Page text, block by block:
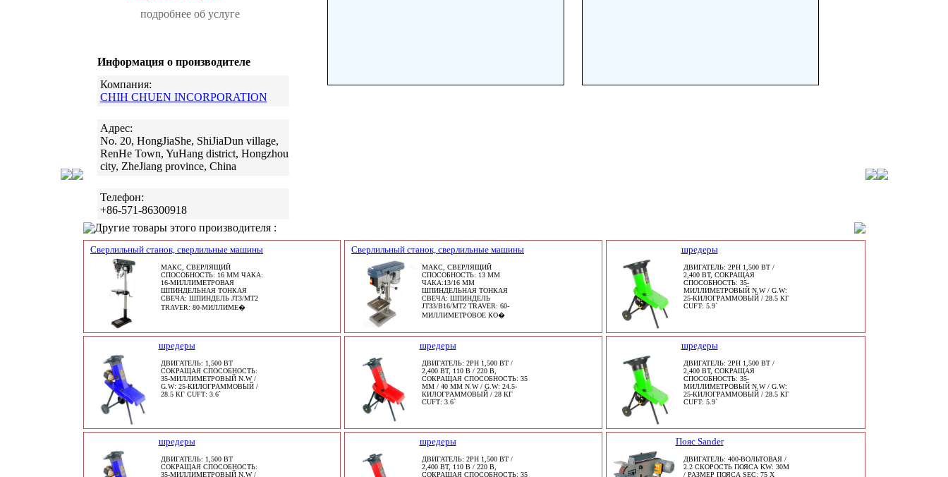
подробнее об услуге
Информация о производителе
Компания:
CHIH CHUEN INCORPORATION
Адрес:
No. 20, HongJiaShe, ShiJiaDun village,
RenHe Town, YuHang district, Hongzhou
city, ZheJiang province, China
Телефон:
+86-571-86300918
Другие товары этого производителя :
Сверлильный станок, сверлильные машины
МАКС, СВЕРЛЯЩИЙ
СПОСОБНОСТЬ: 16 ММ ЧАКА:
16-МИЛЛИМЕТРОВАЯ
ШПИНДЕЛЬНАЯ ТОНКАЯ
СВЕЧА: ШПИНДЕЛЬ JT3/MT2
TRAVER: 80-МИЛЛИМЕ�
Сверлильный станок, сверлильные машины
МАКС, СВЕРЛЯЩИЙ
СПОСОБНОСТЬ: 13 ММ
ЧАКА:13/16 MM
ШПИНДЕЛЬНАЯ ТОНКАЯ
СВЕЧА: ШПИНДЕЛЬ
JT33/B16/MT2 TRAVER: 60-
МИЛЛИМЕТРОВОЕ КО�
шредеры
ДВИГАТЕЛЬ: 2PH 1,500 ВТ /
2,400 ВТ, СОКРАЩАЯ
СПОСОБНОСТЬ: 35-
МИЛЛИМЕТРОВЫЙ N.W / G.W:
25-КИЛОГРАММОВЫЙ / 28.5 КГ
CUFT: 5.9`
шредеры
ДВИГАТЕЛЬ: 1,500 ВТ
СОКРАЩАЯ СПОСОБНОСТЬ:
35-МИЛЛИМЕТРОВЫЙ N.W /
G.W: 25-КИЛОГРАММОВЫЙ /
28.5 КГ CUFT: 3.6`
шредеры
ДВИГАТЕЛЬ: 2PH 1,500 ВТ /
2,400 ВТ, 110 В / 220 В,
СОКРАЩАЯ СПОСОБНОСТЬ: 35
ММ / 40 MM N.W / G.W: 24.5-
КИЛОГРАММОВЫЙ / 28 КГ
CUFT: 3.6`
шредеры
ДВИГАТЕЛЬ: 2PH 1,500 ВТ /
2,400 ВТ, СОКРАЩАЯ
СПОСОБНОСТЬ: 35-
МИЛЛИМЕТРОВЫЙ N.W / G.W:
25-КИЛОГРАММОВЫЙ / 28.5 КГ
CUFT: 5.9`
шредеры
ДВИГАТЕЛЬ: 1,500 ВТ
СОКРАЩАЯ СПОСОБНОСТЬ:
35-МИЛЛИМЕТРОВЫЙ N.W /
шредеры
ДВИГАТЕЛЬ: 2PH 1,500 ВТ /
2,400 ВТ, 110 В / 220 В,
СОКРАЩАЯ СПОСОБНОСТЬ: 35
Пояс Sander
ДВИГАТЕЛЬ: 400-ВОЛЬТОВАЯ /
2.2 СКОРОСТЬ ПОЯСА KW: 30M
/ РАЗМЕР ПОЯСА SEC: 75 X